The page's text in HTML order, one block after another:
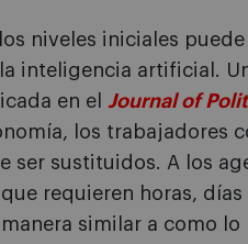
niveles iniciales
inteligencia artificial.
en el Journal of
los trabajadores
ser sustituidos. A los
requieren horas,
similar a como